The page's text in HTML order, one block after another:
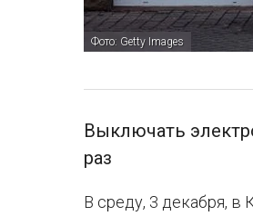
Фото: Getty Images
Выключать
раз
В среду, 3 декабря, в